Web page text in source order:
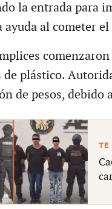
la entrada para
ayuda al cometer
de plástico.
de pesos, debido